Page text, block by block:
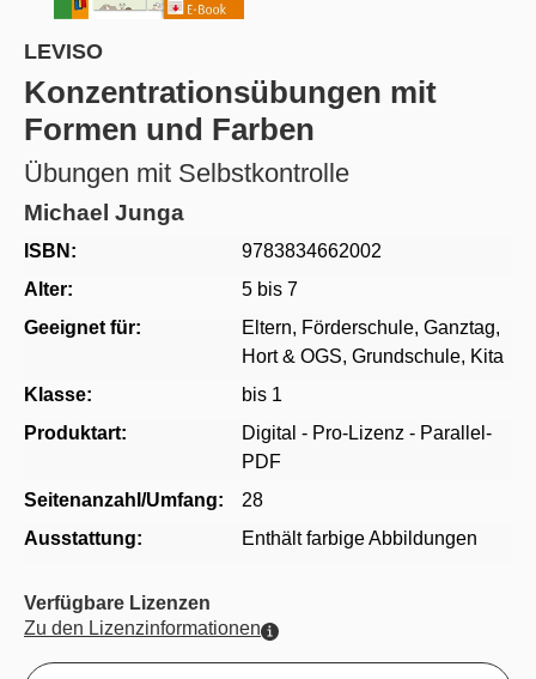
LEVISO
Konzentrationsübungen mit
Formen und Farben
Übungen mit Selbstkontrolle
Michael Junga
ISBN:
9783834662002
Alter:
5 bis 7
Geeignet für:
Eltern, Förderschule, Ganztag,
Hort & OGS, Grundschule, Kita
Klasse:
bis 1
Produktart:
Digital - Pro-Lizenz - Parallel-
PDF
Seitenanzahl/Umfang:
28
Ausstattung:
Enthält farbige Abbildungen
Verfügbare Lizenzen
Zu den Lizenzinformationen